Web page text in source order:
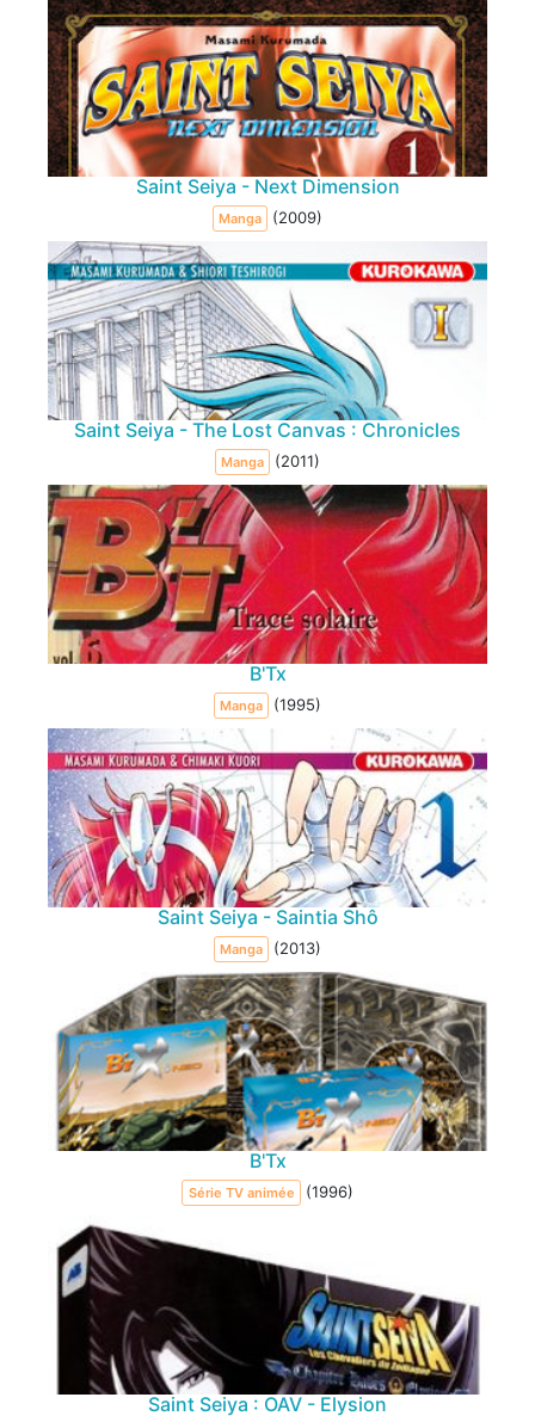
Saint Seiya - Next Dimension
Manga (2009)
Saint Seiya - The Lost Canvas : Chronicles
Manga (2011)
B'Tx
Manga (1995)
Saint Seiya - Saintia Shô
Manga (2013)
B'Tx
Série TV animée (1996)
Saint Seiya : OAV - Elysion